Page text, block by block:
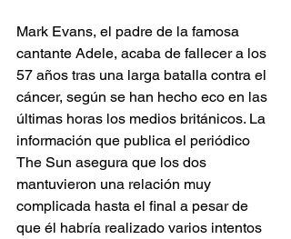
Mark Evans, el padre de la famosa
cantante Adele, acaba de fallecer a los
57 años tras una larga batalla contra el
cáncer, según se han hecho eco en las
últimas horas los medios británicos. La
información que publica el periódico
The Sun asegura que los dos
mantuvieron una relación muy
complicada hasta el final a pesar de
que él habría realizado varios intentos